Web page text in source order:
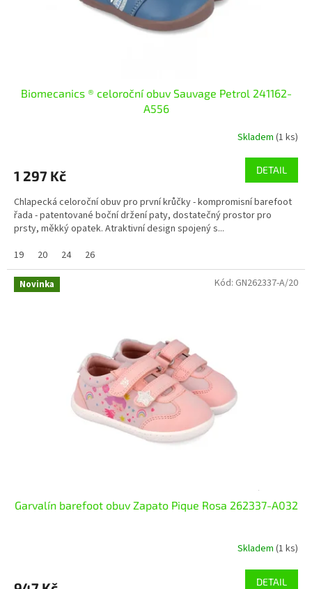
Biomecanics ® celoroční obuv Sauvage Petrol 241162-
A556
Skladem (1 ks)
1 297 Kč DETAIL
Chlapecká celoroční obuv pro první krůčky - kompromisní barefoot
řada - patentované boční držení paty, dostatečný prostor pro
prsty, měkký opatek. Atraktivní design spojený s...
19
20 24 26
Novinka
Garvalín barefoot obuv Zapato Pique Rosa 262337-A032
Skladem (1 ks)
DETAIL
Kód: GN262337-A/20